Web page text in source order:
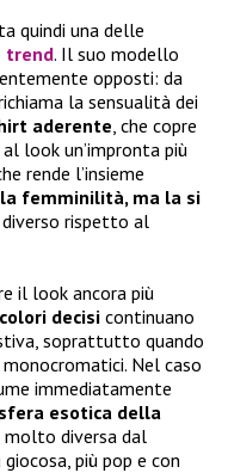
quindi una delle
trend. Il suo modello
opposti: da
richiama la sensualità dei
aderente , che copre
look un’impronta più
rende l’insieme
femminilità, ma la si
rispetto al
il look ancora più
decisi continuano
soprattutto quando
Nel caso
immediatamente
esotica della
molto diversa dal
più pop e con